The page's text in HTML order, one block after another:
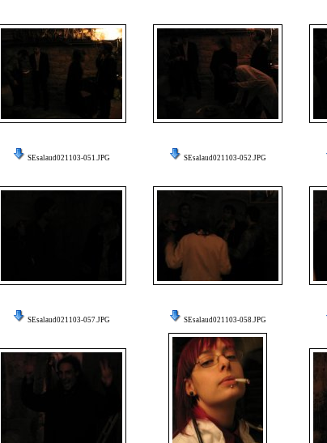
SEsalaud021103-051.JPG SEsalaud021103-052.JPG
SEsalaud021103-057.JPG SEsalaud021103-058.JPG